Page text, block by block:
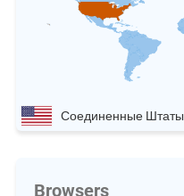
Соединенные Штаты
Browsers